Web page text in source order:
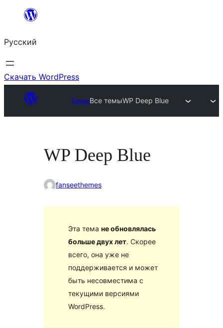
Перейти
содержимому
Русский
Скачать WordPress
ТемыВсе темыWP Deep Blue
WP Deep Blue
fanseethemes
Эта тема не обновлялась
больше двух лет. Скорее
всего, она уже не
поддерживается и может
быть несовместима с
текущими версиями
WordPress.